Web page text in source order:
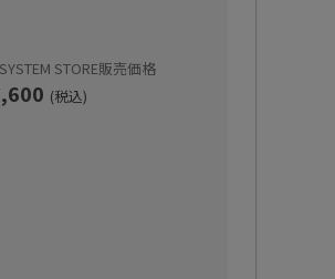
STORE販売価格
(税込)